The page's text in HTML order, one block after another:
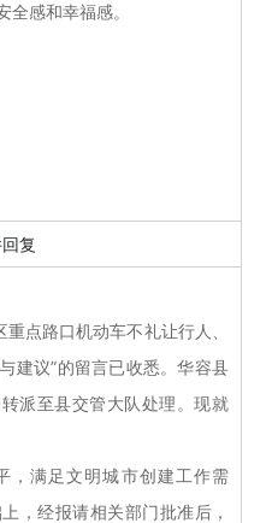
感和幸福感。
复
点路口机动车不礼让行人、
建议”的留言已收悉。华容县
派至县交管大队处理。现就
满足文明城市创建工作需
，经报请相关部门批准后，